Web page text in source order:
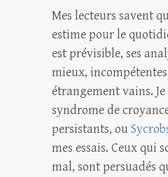
Mes lecteurs savent
estime pour le
est prévisible, ses
mieux,
étrangement vains.
syndrome de
persistants, ou
mes essais. Ceux qui
mal, sont persuadés